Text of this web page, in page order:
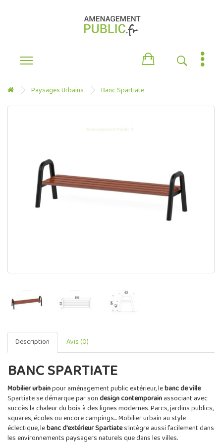
Paysages Urbains Banc Spartiate
Description Avis (0)
BANC SPARTIATE
Mobilier urbainpour aménagement public extérieur, lebanc de ville
Spartiate se démarque par sondesign contemporainassociant avec
succès la chaleur du bois à des lignes modernes. Parcs, jardins publics,
squares, écoles ou encore campings... Mobilier urbain au style
éclectique, lebanc d'extérieur Spartiates'intègre aussi facilement dans
les environnements paysagers naturels que dans les villes.